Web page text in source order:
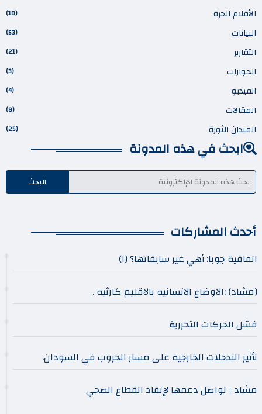
الأقلام الحرة (10)
البيانات (53)
التقارير (21)
الحوارات (3)
الفيديو (4)
المقالات (8)
الميدان الثورة (25)
ابحث في هذه المدونة
أحدث المشاركات
اتفاقية جوبا: أهي غير سابقاتها؟ (١)
(مشاد) :الاوضاع الانسانيه بالاقليم كارثيه .
فشل الحركات التحررية
تأثير التدخلات الخارجية على مسار الحروب في السودان.
مشاد | تواصل دعمها لإنقاذ القطاع الصحي